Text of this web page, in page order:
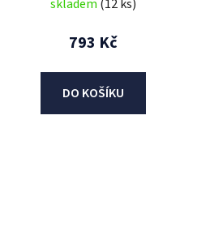
skladem (12 ks)
793 Kč
DO KOŠÍKU